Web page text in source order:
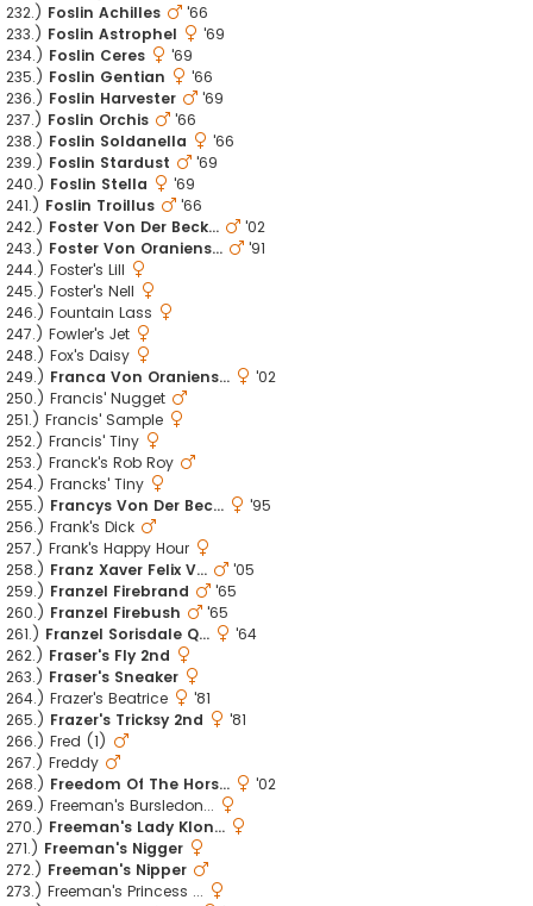
232.) Foslin Achilles
'66
233.) Foslin Astrophel
'69
234.) Foslin Ceres
'69
235.) Foslin Gentian
'66
236.) Foslin Harvester
'69
237.) Foslin Orchis
'66
238.) Foslin Soldanella
'66
239.) Foslin Stardust
'69
240.) Foslin Stella
'69
241.) Foslin Troillus
'66
242.) Foster Von Der Beck...
'02
243.) Foster Von Oraniens...
'91
244.) Foster's Lill
245.) Foster's Nell
246.) Fountain Lass
247.) Fowler's Jet
248.) Fox's Daisy
249.) Franca Von Oraniens...
'02
250.) Francis' Nugget
251.) Francis' Sample
252.) Francis' Tiny
253.) Franck's Rob Roy
254.) Francks' Tiny
255.) Francys Von Der Bec...
'95
256.) Frank's Dick
257.) Frank's Happy Hour
258.) Franz Xaver Felix V...
'05
259.) Franzel Firebrand
'65
260.) Franzel Firebush
'65
261.) Franzel Sorisdale Q...
'64
262.) Fraser's Fly 2nd
263.) Fraser's Sneaker
264.) Frazer's Beatrice
'81
265.) Frazer's Tricksy 2nd
'81
266.) Fred (1)
267.) Freddy
268.) Freedom Of The Hors...
'02
269.) Freeman's Bursledon...
270.) Freeman's Lady Klon...
271.) Freeman's Nigger
272.) Freeman's Nipper
273.) Freeman's Princess ...